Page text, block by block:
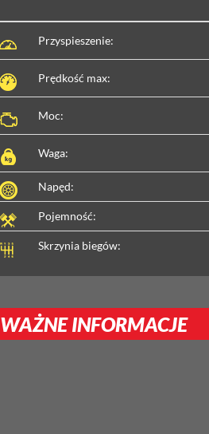
Przyspieszenie:
Prędkość max:
Moc:
Waga:
Napęd:
Pojemność:
Skrzynia biegów:
WAŻNE INFORMACJE